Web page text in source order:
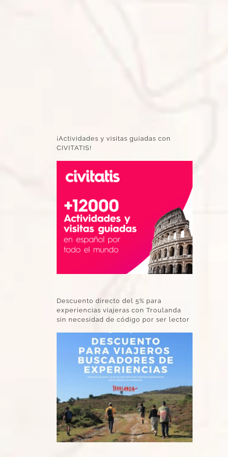
¡Actividades y visitas guiadas con
CIVITATIS!
Descuento directo del 5% para
experiencias viajeras con Troulanda
sin necesidad de código por ser lector